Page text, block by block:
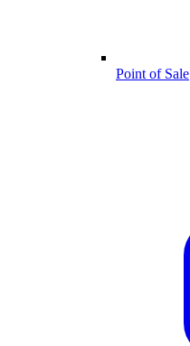
Point of Sale